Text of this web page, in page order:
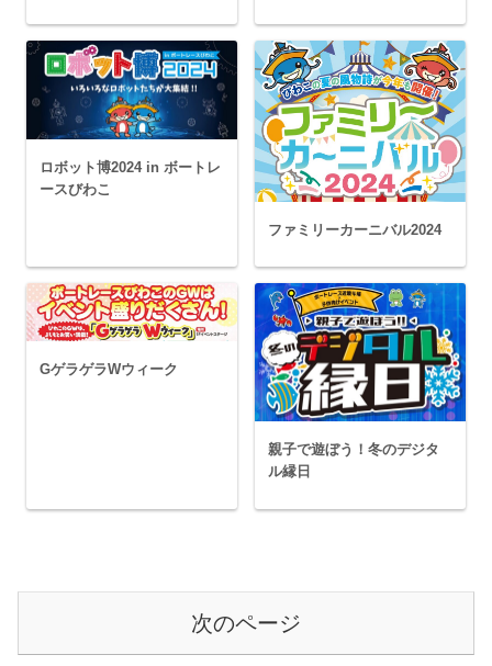
ロボット博2024 in ボートレ
ースびわこ
ファミリーカーニバル2024
GゲラゲラWウィーク
親子で遊ぼう！冬のデジタ
ル縁日
次のページ